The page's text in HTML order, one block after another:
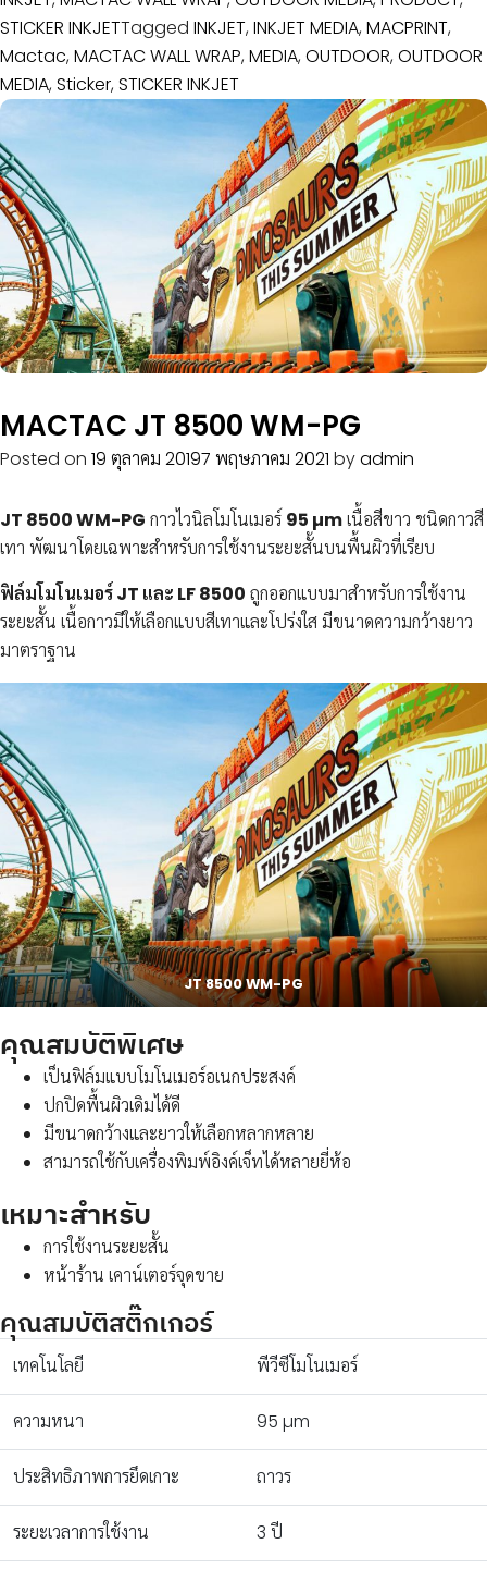
STICKER INKJETTagged INKJET, INKJET MEDIA, MACPRINT,
Mactac, MACTAC WALL WRAP, MEDIA, OUTDOOR, OUTDOOR
MEDIA, Sticker, STICKER INKJET
MACTAC JT 8500 WM-PG
Posted on 19 ตุลาคม 20197 พฤษภาคม 2021 byadmin
JT 8500 WM-PG กาวไวนิลโมโนเมอร์ 95 µmเนื้อสีขาว ชนิดกาวสี
เทา พัฒนาโดยเฉพาะสำหรับการใช้งานระยะสั้นบนพื้นผิวที่เรียบ
ฟิล์มโมโนเมอร์ JT และ LF 8500 ถูกออกแบบมาสำหรับการใช้งาน
ระยะสั้น เนื้อกาวมีให้เลือกแบบสีเทาและโปร่งใส มีขนาดความกว้างยาว
มาตราฐาน
JT 8500 WM-PG
คุณสมบัติพิเศษ
เป็นฟิล์มแบบโมโนเมอร์อเนกประสงค์
ปกปิดพื้นผิวเดิมได้ดี
มีขนาดกว้างและยาวให้เลือกหลากหลาย
สามารถใช้กับเครื่องพิมพ์อิงค์เจ็ทได้หลายยี่ห้อ
เหมาะสำหรับ
การใช้งานระยะสั้น
หน้าร้าน เคาน์เตอร์จุดขาย
คุณสมบัติสติ๊กเกอร์
เทคโนโลยี พีวีซีโมโนเมอร์
ความหนา 95 µm
ประสิทธิภาพการยึดเกาะ ถาวร
ระยะเวลาการใช้งาน 3 ปี